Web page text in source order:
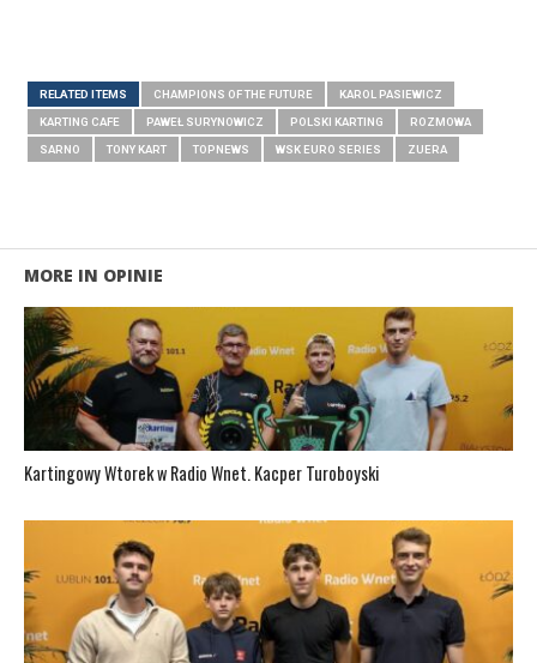
RELATED ITEMS CHAMPIONS OF THE FUTURE KAROL PASIEWICZ
KARTING CAFE PAWEŁ SURYNOWICZ POLSKI KARTING ROZMOWA
SARNO TONY KART TOPNEWS WSK EURO SERIES ZUERA
MORE IN OPINIE
Kartingowy Wtorek w Radio Wnet. Kacper Turoboyski